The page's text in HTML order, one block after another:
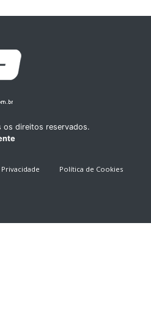
direitos reservados.
Política de Cookies